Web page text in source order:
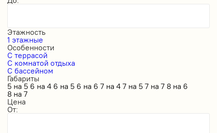
Этажность
1 этажные
Особенности
С террасой
С комнатой отдыха
С бассейном
Габариты
5 на 5 6 на 4 6 на 5 6 на 6 7 на 4 7 на 5 7 на 7 8 на 6
8 на 7
Цена
От: